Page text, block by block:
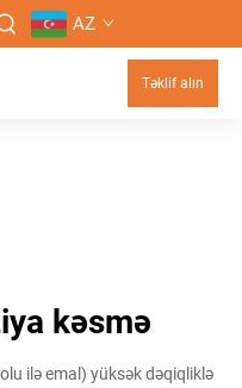
AZ
Təklif alın
kəsmə
ilə emal) yüksək dəqiqliklə